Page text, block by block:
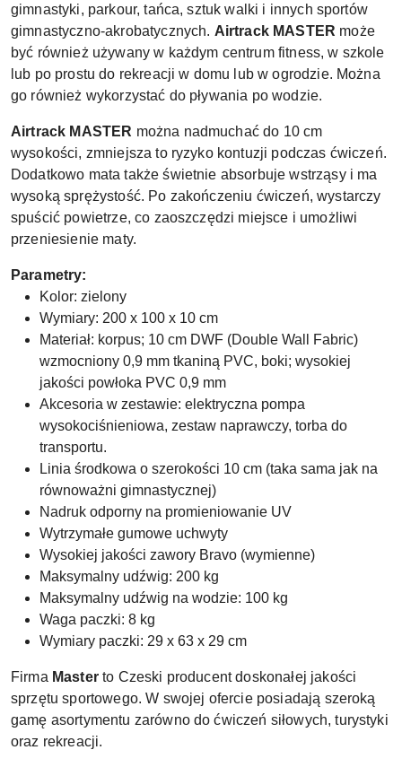
gimnastyki, parkour, tańca, sztuk walki i innych sportów
gimnastyczno-akrobatycznych. Airtrack MASTER może
być również używany w każdym centrum fitness, w szkole
lub po prostu do rekreacji w domu lub w ogrodzie. Można
go również wykorzystać do pływania po wodzie.
Airtrack MASTER można nadmuchać do 10 cm
wysokości, zmniejsza to ryzyko kontuzji podczas ćwiczeń.
Dodatkowo mata także świetnie absorbuje wstrząsy i ma
wysoką sprężystość. Po zakończeniu ćwiczeń, wystarczy
spuścić powietrze, co zaoszczędzi miejsce i umożliwi
przeniesienie maty.
Parametry:
Kolor: zielony
Wymiary: 200 x 100 x 10 cm
Materiał: korpus; 10 cm DWF (Double Wall Fabric)
wzmocniony 0,9 mm tkaniną PVC, boki; wysokiej
jakości powłoka PVC 0,9 mm
Akcesoria w zestawie: elektryczna pompa
wysokociśnieniowa, zestaw naprawczy, torba do
transportu.
Linia środkowa o szerokości 10 cm (taka sama jak na
równoważni gimnastycznej)
Nadruk odporny na promieniowanie UV
Wytrzymałe gumowe uchwyty
Wysokiej jakości zawory Bravo (wymienne)
Maksymalny udźwig: 200 kg
Maksymalny udźwig na wodzie: 100 kg
Waga paczki: 8 kg
Wymiary paczki: 29 x 63 x 29 cm
Firma Masterto Czeski producent doskonałej jakości
sprzętu sportowego. W swojej ofercie posiadają szeroką
gamę asortymentu zarówno do ćwiczeń siłowych, turystyki
oraz rekreacji.